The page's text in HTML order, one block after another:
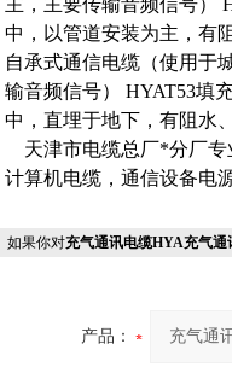
主，主要传输音频信号）
中，以管道安装为主，有
自承式通信电缆（使用于
输音频信号） HYAT53填
中，直埋于地下，有阻水
天津市电缆总厂*分厂
计算机电缆，通信设备电
如果你对充气通讯电缆HYA充气通
产品：